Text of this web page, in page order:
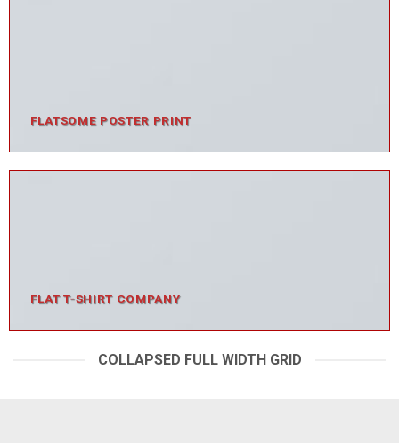
FLATSOME POSTER PRINT
FLAT T-SHIRT COMPANY
COLLAPSED FULL WIDTH GRID